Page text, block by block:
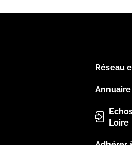
Menu
Pied
de
Réseau
Loire